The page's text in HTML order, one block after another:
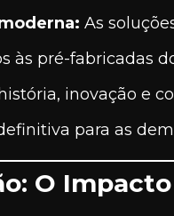
As
às pré-fabricadas
inovação e
para as
O